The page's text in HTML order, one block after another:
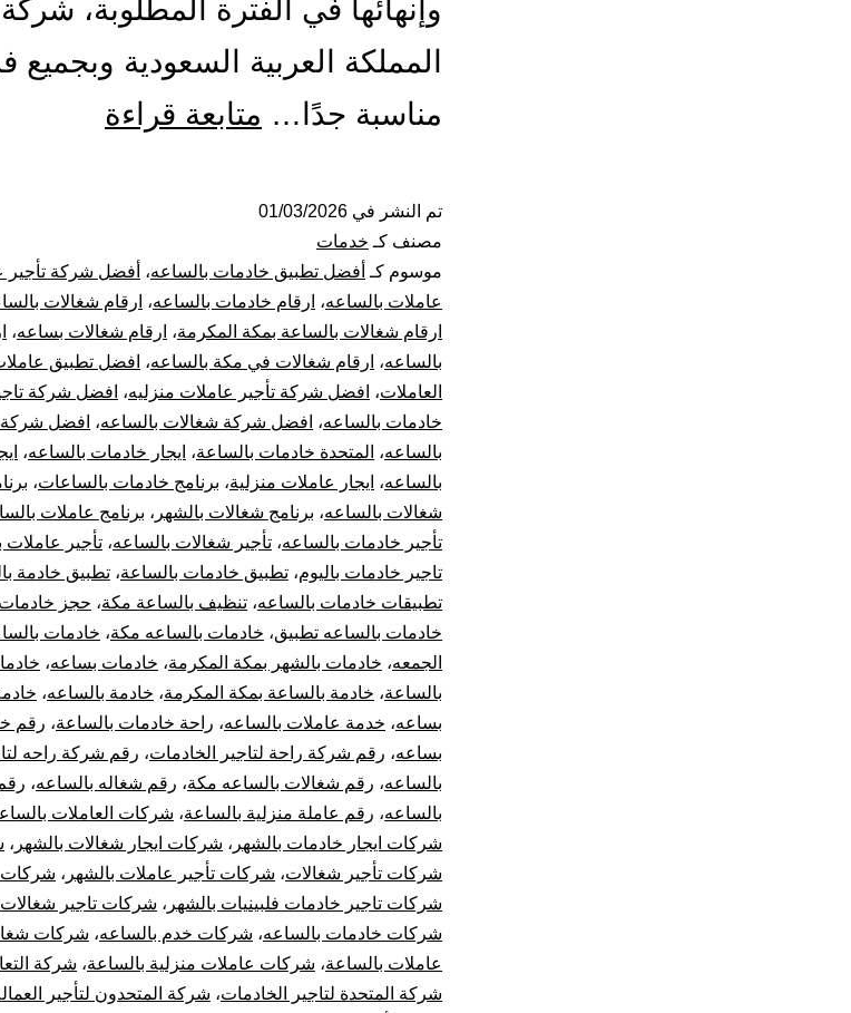
وإنهائها في الفترة المطلوبة،
المملكة العربية السعودية وبجميع
مناسبة جدًا… متابعة قراءة
بمكة
|
عاملات
بالساعه
مكه
تم النشر في 01/03/2026
مصنف كـ خدمات
موسوم كـ أفضل تطبيق خادمات بالساعه، أفضل شركة تأجير
عاملات بالساعه، ارقام خادمات بالساعه، ارقام شغالات
ارقام شغالات بالساعة بمكة المكرمة، ارقام شغالات بساعه،
بالساعه، ارقام شغالات في مكة بالساعه، افضل تطبيق
العاملات، افضل شركة تأجير عاملات منزليه، افضل شركة
خادمات بالساعه، افضل شركة شغالات بالساعه، افضل شركة
بالساعه، المتحدة خادمات بالساعة، ايجار خادمات بالساعه،
بالساعه، ايجار عاملات منزلية، برنامج خادمات بالساعات،
شغالات بالساعه، برنامج شغالات بالشهر ، برنامج عاملات
تأجير خادمات بالساعه، تأجير شغالات بالساعه، تأجير عاملات
تاجير خادمات باليوم، تطبيق خادمات بالساعة، تطبيق خادمة
تطبيقات خادمات بالساعه، تنظيف بالساعة مكة، حجز
خادمات بالساعه تطبيق، خادمات بالساعه مكة، خادمات
الجمعه، خادمات بالشهر بمكة المكرمة، خادمات بساعه،
بالساعة، خادمة بالساعة بمكة المكرمة، خادمة بالساعه،
بساعه، خدمة عاملات بالساعه، راحة خادمات بالساعة، رقم
بساعه، رقم شركة راحة لتاجير الخادمات، رقم شركة راحه
بالساعه، رقم شغالات بالساعه مكة، رقم شغاله بالساعه،
بالساعه، رقم عاملة منزلية بالساعة، شركات العاملات
شركات ايجار خادمات بالشهر ، شركات ايجار شغالات بالشهر ،
شركات تأجير شغالات، شركات تأجير عاملات بالشهر ، شركات
شركات تاجير خادمات فلبينيات بالشهر ، شركات تاجير شغالات
شركات خادمات بالساعه، شركات خدم بالساعه، شركات
عاملات بالساعة، شركات عاملات منزلية بالساعة، شركة
شركة المتحدة لتاجير الخادمات، شركة المتحدون لتأجير